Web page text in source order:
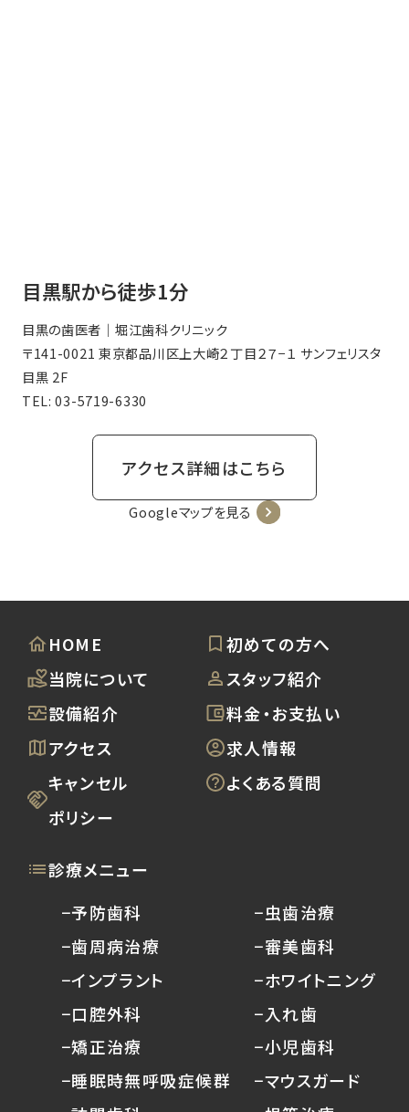
目黒駅から徒歩1分
目黒の歯医者｜堀江歯科クリニック
〒141-0021 東京都品川区上大崎２丁目２７−１ サンフェリスタ
目黒 2F
TEL:03-5719-6330
アクセス詳細はこちら
Googleマップを見る
HOME
初めての方へ
当院について
スタッフ紹介
設備紹介
料金・お支払い
アクセス
求人情報
キャンセル
ポリシー
よくある質問
診療メニュー
−予防歯科
−歯周病治療
−インプラント
−口腔外科
−矯正治療
−睡眠時無呼吸症候群
−虫歯治療
−審美歯科
−ホワイトニング
−入れ歯
−小児歯科
−マウスガード